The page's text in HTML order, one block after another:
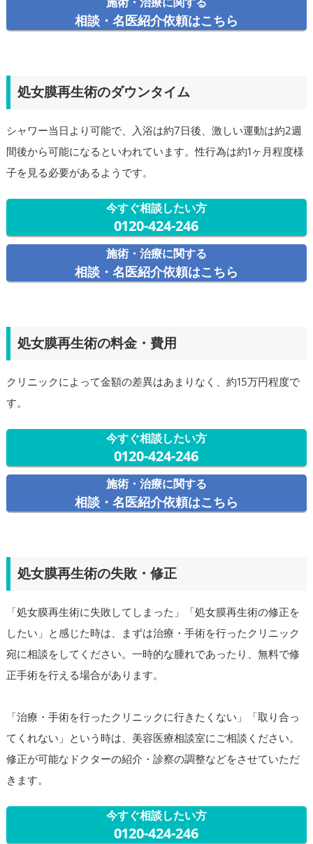
相談・名医紹介依頼はこちら
処女膜再生術のダウンタイム
シャワー当日より可能で、入浴は約7日後、激しい運動は約2週
間後から可能になるといわれています。性行為は約1ヶ月程度様
子を見る必要があるようです。
今すぐ相談したい方
0120-424-246
施術・治療に関する
相談・名医紹介依頼はこちら
処女膜再生術の料金・費用
クリニックによって金額の差異はあまりなく、約15万円程度で
す。
今すぐ相談したい方
0120-424-246
施術・治療に関する
相談・名医紹介依頼はこちら
処女膜再生術の失敗・修正
「処女膜再生術に失敗してしまった」「処女膜再生術の修正を
したい」と感じた時は、まずは治療・手術を行ったクリニック
宛に相談をしてください。一時的な腫れであったり、無料で修
正手術を行える場合があります。
「治療・手術を行ったクリニックに行きたくない」「取り合っ
てくれない」という時は、美容医療相談室にご相談ください。
修正が可能なドクターの紹介・診察の調整などをさせていただ
きます。
今すぐ相談したい方
0120-424-246